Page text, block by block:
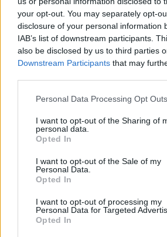
your opt-out. You may separately opt-
disclosure of your personal information
IAB’s list of downstream participants.
also be disclosed by us to third parties
Downstream Participants that may
Personal Data Processing Opt Outs
I want to opt-out of the Sharing of
personal data.
Opted In
I want to opt-out of the Sale of my
Personal Data.
Opted In
I want to opt-out of processing my
Personal Data for Targeted
Opted In
«Ο αρχηγός της ΝΔ
ειδυλλιακή χώρα, στην
της δημόσιας Υγείας και
ως «μεταρρυθμίσεις», ενώ
ψελλίσει ούτε μισή λέξη
ευθύνες του για το έγκλημα
ακολουθώντας την τακτική
την οποία γνωρίζει άριστα,
σημειώνει και καταλήγει: